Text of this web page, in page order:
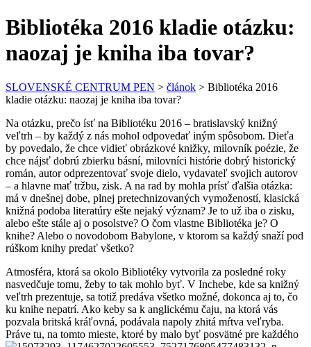
Bibliotéka 2016 kladie otázku:
naozaj je kniha iba tovar?
SLOVENSKÉ CENTRUM PEN > článok > Bibliotéka 2016
kladie otázku: naozaj je kniha iba tovar?
Na otázku, prečo ísť na Bibliotéku 2016 – bratislavský knižný
veľtrh – by každý z nás mohol odpovedať iným spôsobom. Dieťa
by povedalo, že chce vidieť obrázkové knižky, milovník poézie, že
chce nájsť dobrú zbierku básní, milovníci histórie dobrý historický
román, autor odprezentovať svoje dielo, vydavateľ svojich autorov
– a hlavne mať tržbu, zisk. A na rad by mohla prísť ďalšia otázka:
má v dnešnej dobe, plnej pretechnizovaných vymožeností, klasická
knižná podoba literatúry ešte nejaký význam? Je to už iba o zisku,
alebo ešte stále aj o posolstve? O čom vlastne Bibliotéka je? O
knihe? Alebo o novodobom Babylone, v ktorom sa každý snaží pod
rúškom knihy predať všetko?
Atmosféra, ktorá sa okolo Bibliotéky vytvorila za posledné roky
nasvedčuje tomu, žeby to tak mohlo byť. V Inchebe, kde sa knižný
veľtrh prezentuje, sa totiž predáva všetko možné, dokonca aj to, čo
ku knihe nepatrí. Ako keby sa k anglickému čaju, na ktorá vás
pozvala britská kráľovná, podávala napoly zhitá mŕtva veľryba.
Práve tu, na tomto mieste, ktoré by malo byť posvätné pre každého